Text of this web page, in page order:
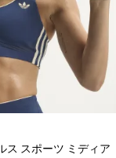
ス スポーツ ミディア